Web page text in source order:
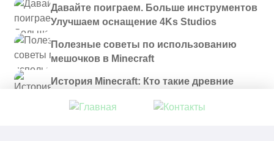
Давайте поиграем. Больше инструментов
Улучшаем оснащение 4Ks Studios
Полезные советы по использованию
мешочков в Minecraft
История Minecraft: Кто такие древние